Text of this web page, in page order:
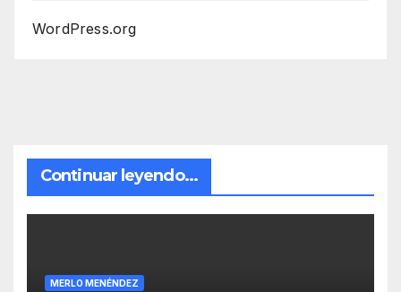
WordPress.org
Continuar leyendo...
MERLO MENÉNDEZ